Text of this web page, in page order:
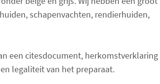
schapenvachten, rendierhuiden,
een citesdocument,
legaliteit van het preparaat.